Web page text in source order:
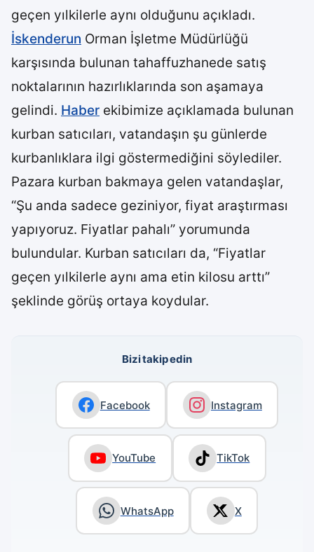
geçen yılkilerle aynı olduğunu açıkladı.
İskenderun Orman İşletme Müdürlüğü
karşısında bulunan tahaffuzhanede satış
noktalarının hazırlıklarında son aşamaya
gelindi. Haber ekibimize açıklamada bulunan
kurban satıcıları, vatandaşın şu günlerde
kurbanlıklara ilgi göstermediğini söylediler.
Pazara kurban bakmaya gelen vatandaşlar,
“Şu anda sadece geziniyor, fiyat araştırması
yapıyoruz. Fiyatlar pahalı” yorumunda
bulundular. Kurban satıcıları da, “Fiyatlar
geçen yılkilerle aynı ama etin kilosu arttı”
şeklinde görüş ortaya koydular.
Bizi takip edin
Facebook Instagram
YouTube TikTok
WhatsApp X